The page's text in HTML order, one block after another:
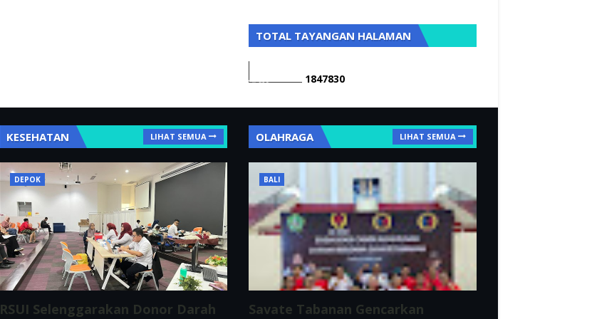
TOTAL TAYANGAN HALAMAN
1847830
KESEHATAN LIHAT SEMUA
DEPOK
RSUI Selenggarakan Donor Darah
OLAHRAGA LIHAT SEMUA
BALI
Savate Tabanan Gencarkan